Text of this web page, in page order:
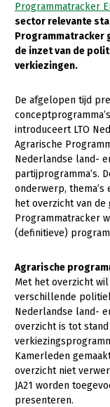
Gezonde dieren
Natuur, klimaat
Bodem en water
Mens,
Internationaal
Sectoren
Biologische
Kalverhouderij
Paardenhouderij
Schapenhouderij
Plant
Biologische
Bollenteelt
Bomen, vaste
Fruitteelt
Glastuinbouw
Paddenstoelen
Vrouw en
Onderwerpen
Nieuws
Webinars
Over LTO
Programmatracker
sector relevante
Programmatracker
de inzet van de
verkiezingen.
De afgelopen tijd
introduceert LTO
Agrarische
Nederlandse land-
partijprogramma’s.
onderwerp,
het overzicht van
Programmatracker
(definitieve)
Agrarische
Met het overzicht
verschillende
Nederlandse land-
overzicht is tot
Kamerleden
overzicht niet
JA21 worden
presenteren.